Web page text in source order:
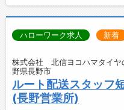
ハローワーク求人 新着
株式会社 北信ヨコハマタイヤ
野県長野市
ルート配送スタッフ
(長野営業所)